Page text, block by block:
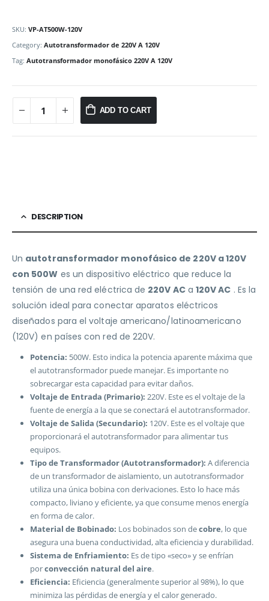
SKU: VP-AT500W-120V
Category: Autotransformador de 220V A 120V
Tag: Autotransformador monofásico 220V A 120V
ADD TO CART
DESCRIPTION
Un autotransformador monofásico de 220V a 120V
con 500W es un dispositivo eléctrico que reduce la
tensión de una red eléctrica de 220V ACa 120V AC . Es la
solución ideal para conectar aparatos eléctricos
diseñados para el voltaje americano/latinoamericano
(120V) en países con red de 220V.
Potencia: 500W. Esto indica la potencia aparente máxima que
el autotransformador puede manejar. Es importante no
sobrecargar esta capacidad para evitar daños.
Voltaje de Entrada (Primario): 220V. Este es el voltaje de la
fuente de energía a la que se conectará el autotransformador.
Voltaje de Salida (Secundario): 120V. Este es el voltaje que
proporcionará el autotransformador para alimentar tus
equipos.
Tipo de Transformador (Autotransformador): A diferencia
de un transformador de aislamiento, un autotransformador
utiliza una única bobina con derivaciones. Esto lo hace más
compacto, liviano y eficiente, ya que consume menos energía
en forma de calor.
Material de Bobinado: Los bobinados son decobre, lo que
asegura una buena conductividad, alta eficiencia y durabilidad.
Sistema de Enfriamiento: Es de tipo «seco» y se enfrían
porconvección natural del aire.
Eficiencia: Eficiencia (generalmente superior al 98%), lo que
minimiza las pérdidas de energía y el calor generado.